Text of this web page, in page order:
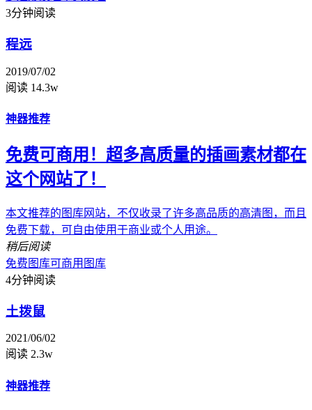
3分钟阅读
程远
2019/07/02
阅读 14.3w
神器推荐
免费可商用！超多高质量的插画素材都在
这个网站了！
本文推荐的图库网站，不仅收录了许多高品质的高清图，而且
免费下载，可自由使用于商业或个人用途。
稍后阅读
免费图库可商用图库
4分钟阅读
土拨鼠
2021/06/02
阅读 2.3w
神器推荐